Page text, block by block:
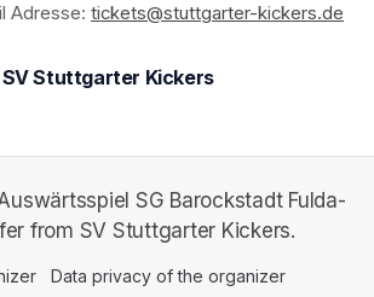
Adresse: tickets@stuttgarter-kickers.de
Stuttgarter Kickers
SG Barockstadt Fulda-
from SV Stuttgarter Kickers.
(opens in a new tab)
Data privacy of the organizer